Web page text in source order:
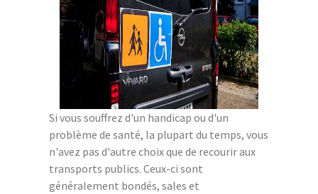
Si vous souffrez d'un handicap ou d'un
problème de santé, la plupart du temps, vous
n'avez pas d'autre choix que de recourir aux
transports publics. Ceux-ci sont
généralement bondés, sales et